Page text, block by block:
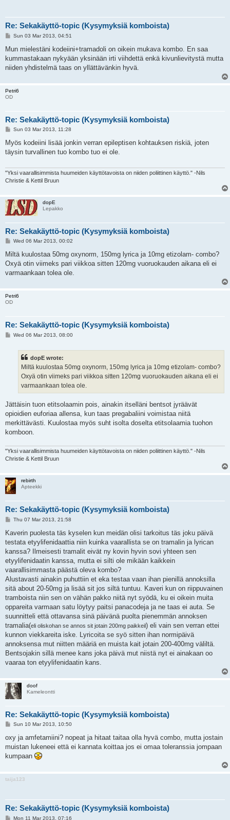
Re: Sekakäyttö-topic (Kysymyksiä komboista)
P
s
Sun 03 Mar 2013, 04:51
Mun mielestäni kodeiini+tramadoli on oikein mukava kombo. En saa
kummastakaan nykyään yksinään irti viihdettä enkä kivunlievitystä mutta
niiden yhdistelmä taas on yllättävänkin hyvä.
Petri6
OD
Re: Sekakäyttö-topic (Kysymyksiä komboista)
P
s
t
Sun 03 Mar 2013, 11:28
Myös kodeiini lisää jonkin verran epileptisen kohtauksen riskiä, joten
täysin turvallinen tuo kombo tuo ei ole.
"Yksi vaarallisimmista huumeiden käyttötavoista on niiden poliittinen käyttö." -Nils
Christie & Kettil Bruun
dopE
Lepakko
Re: Sekakäyttö-topic (Kysymyksiä komboista)
P
s
Wed 06 Mar 2013, 00:02
Miltä kuulostaa 50mg oxynorm, 150mg lyrica ja 10mg etizolam- combo?
Oxyä otin viimeks pari viikkoa sitten 120mg vuoruokauden aikana eli ei
varmaankaan tolea ole.
Petri6
OD
Re: Sekakäyttö-topic (Kysymyksiä komboista)
PWed 06 Mar 2013, 08:00
dopE wrote:
Miltä kuulostaa 50mg oxynorm, 150mg lyrica ja 10mg etizolam- combo?
Oxyä otin viimeks pari viikkoa sitten 120mg vuoruokauden aikana eli ei
varmaankaan tolea ole.
Jättäisin tuon etitsolaamin pois, ainakin itselläni bentsot jyräävät
opioidien euforiaa allensa, kun taas pregabaliini voimistaa niitä
merkittävästi. Kuulostaa myös suht isolta doselta etitsolaamia tuohon
komboon.
"Yksi vaarallisimmista huumeiden käyttötavoista on niiden poliittinen käyttö." -Nils
Christie & Kettil Bruun
rebirth
Apteekki
Re: Sekakäyttö-topic (Kysymyksiä komboista)
P
s
Thu 07 Mar 2013, 21:58
Kaverin puolesta täs kyselen kun meidän olisi tarkoitus täs joku päivä
testata etyylifenidaattia niin kuinka vaarallista se on tramalin ja lyrican
kanssa? Ilmeisesti tramalit eivät ny kovin hyvin sovi yhteen sen
etyylifenidaatin kanssa, mutta ei silti ole mikään kaikkein
vaarallisimmasta päästä oleva kombo?
Alustavasti ainakin puhuttiin et eka testaa vaan ihan pienillä annoksilla
sitä about 20-50mg ja lisää sit jos siltä tuntuu. Kaveri kun on riippuvainen
tramboista niin sen on vähän pakko niitä nyt syödä, ku ei oikein muita
oppareita varmaan satu löytyy paitsi panacodeja ja ne taas ei auta. Se
suunnitteli että ottavansa sinä päivänä puolta pienemmän annoksen
tramalia(eli oliskohan se annos sit jotain 200mg paikkeil) eli vain sen verran ettei
kunnon viekkareita iske. Lyricoita se syö sitten ihan normipäivä
annoksensa mut niitten määriä en muista kait jotain 200-400mg väliltä.
Bentsojakin sillä menee kans joka päivä mut niistä nyt ei ainakaan oo
vaaraa ton etyylifenidaatin kans.
doof
Kameleontti
Re: Sekakäyttö-topic (Kysymyksiä komboista)
P
s
t
Sun 10 Mar 2013, 10:50
oxy ja amfetamiini? nopeat ja hitaat taitaa olla hyvä combo, mutta jostain
muistan lukeneei että ei kannata koittaa jos ei omaa toleranssia jompaan
kumpaan
taija123
Re: Sekakäyttö-topic (Kysymyksiä komboista)
PMon 11 Mar 2013, 07:16